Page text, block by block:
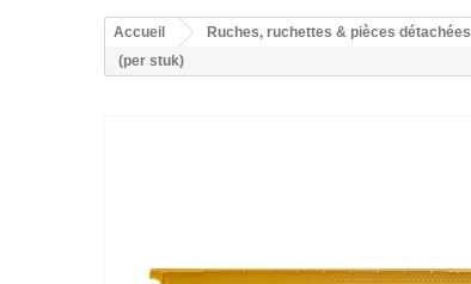
Accueil Ruches, ruchettes & pièces détachées
(per stuk)